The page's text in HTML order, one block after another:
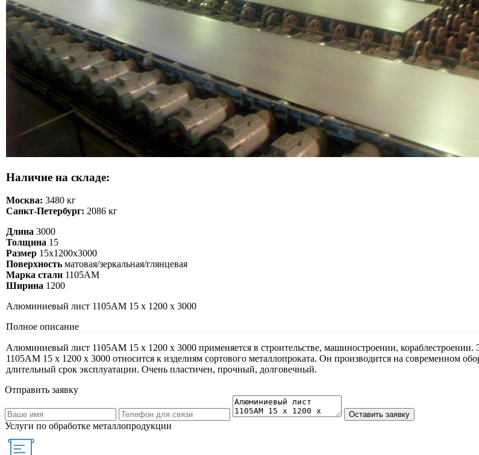
Наличие на складе:
Москва: 3480 кг
Санкт-Петербург: 2086 кг
Длина 3000
Толщина 15
Размер 15х1200х3000
Поверхность матовая/зеркальная/глянцевая
Марка стали 1105АМ
Ширина 1200
Алюминиевый лист 1105АМ 15 х 1200 х 3000
Полное описание
Алюминиевый лист 1105АМ 15 х 1200 х 3000 применяется в строительстве, машиностроении,
1105АМ 15 х 1200 х 3000 относится к изделиям сортового металлопроката. Он производится на современном
длительный срок эксплуатации. Очень пластичен, прочный, долговечный.
Отправить заявку
Услуги по обработке металлопродукции